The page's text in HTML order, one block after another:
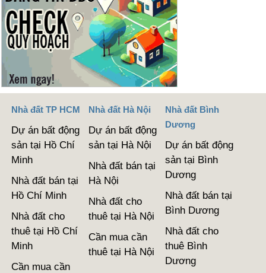
Nhà đất TP HCM
Dự án bất động
sản tại Hồ Chí
Minh
Nhà đất bán tại
Hồ Chí Minh
Nhà đất cho
thuê tại Hồ Chí
Minh
Cần mua cần
Nhà đất Hà Nội
Dự án bất động
sản tại Hà Nội
Nhà đất bán tại
Hà Nội
Nhà đất cho
thuê tại Hà Nội
Cần mua cần
thuê tại Hà Nội
Nhà đất Bình
Dương
Dự án bất động
sản tại Bình
Dương
Nhà đất bán tại
Bình Dương
Nhà đất cho
thuê Bình
Dương